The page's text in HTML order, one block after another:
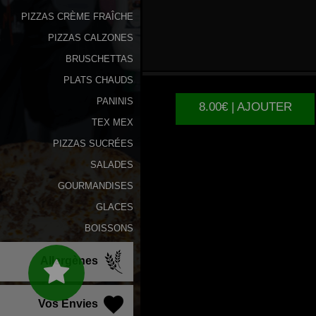
PIZZAS CRÈME FRAÎCHE
PIZZAS CALZONES
BRUSCHETTAS
PLATS CHAUDS
PANINIS
TEX MEX
PIZZAS SUCRÉES
SALADES
GOURMANDISES
GLACES
BOISSONS
Allergènes
Vos Envies
8.00€ | AJOUTER